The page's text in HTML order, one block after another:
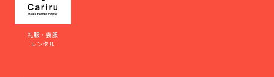
礼服・喪服
レンタル